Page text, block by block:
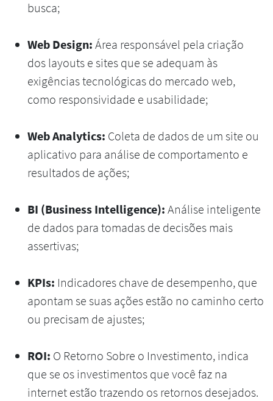
busca;
Web Design: Área responsável pela criação
dos layouts e sites que se adequam às
exigências tecnológicas do mercado web,
como responsividade e usabilidade;
Web Analytics: Coleta de dados de um site ou
aplicativo para análise de comportamento e
resultados de ações;
BI (Business Intelligence): Análise inteligente
de dados para tomadas de decisões mais
assertivas;
KPIs: Indicadores chave de desempenho, que
apontam se suas ações estão no caminho certo
ou precisam de ajustes;
ROI: O Retorno Sobre o Investimento, indica
que se os investimentos que você faz na
internet estão trazendo os retornos desejados.